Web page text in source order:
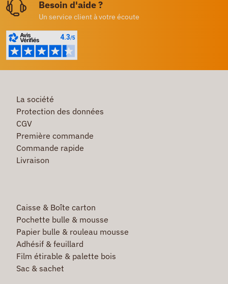
Besoin d'aide ?
Un service client à votre écoute
La société
Protection des données
CGV
Première commande
Commande rapide
Livraison
Caisse & Boîte carton
Pochette bulle & mousse
Papier bulle & rouleau mousse
Adhésif & feuillard
Film étirable & palette bois
Sac & sachet